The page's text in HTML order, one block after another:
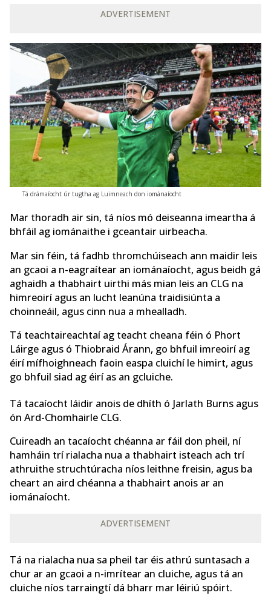
ADVERTISEMENT
Tá drámaíocht úr tugtha ag Luimneach don iománaíocht
Mar thoradh air sin, tá níos mó deiseanna imeartha á
bhfáil ag iománaithe i gceantair uirbeacha.
Mar sin féin, tá fadhb thromchúiseach ann maidir leis
an gcaoi a n-eagraítear an iománaíocht, agus beidh gá
aghaidh a thabhairt uirthi más mian leis an CLG na
himreoirí agus an lucht leanúna traidisiúnta a
choinneáil, agus cinn nua a mhealladh.
Tá teachtaireachtaí ag teacht cheana féin ó Phort
Láirge agus ó Thiobraid Árann, go bhfuil imreoirí ag
éirí mífhoighneach faoin easpa cluichí le himirt, agus
go bhfuil siad ag éirí as an gcluiche.
Tá tacaíocht láidir anois de dhíth ó Jarlath Burns agus
ón Ard-Chomhairle CLG.
Cuireadh an tacaíocht chéanna ar fáil don pheil, ní
hamháin trí rialacha nua a thabhairt isteach ach trí
athruithe struchtúracha níos leithne freisin, agus ba
cheart an aird chéanna a thabhairt anois ar an
iománaíocht.
ADVERTISEMENT
Tá na rialacha nua sa pheil tar éis athrú suntasach a
chur ar an gcaoi a n-imrítear an cluiche, agus tá an
cluiche níos tarraingtí dá bharr mar léiriú spóirt.